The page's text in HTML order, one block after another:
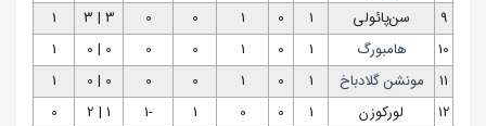
9
سن‌پائولی 1
0
1
0
0
3 | 3
1
10
هامبورگ 1
0
1
0
0
0 | 0
1
11
مونشن گلادباخ 1
0
1
0
0
0 | 0
1
12
لورکوزن 1
0
0
1
-1
1 | 2
0